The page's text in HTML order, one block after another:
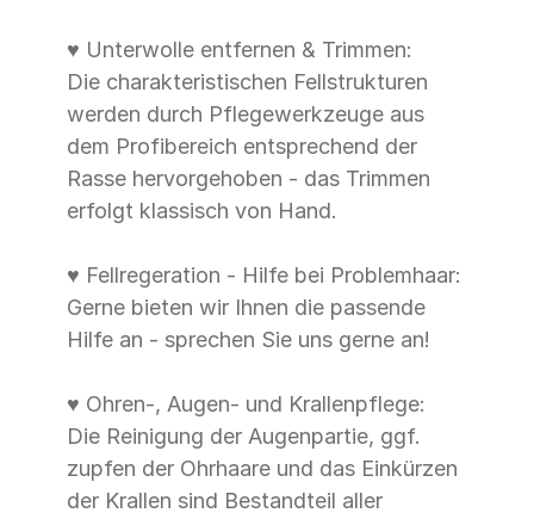
♥ Unterwolle entfernen & Trimmen:
Die charakteristischen Fellstrukturen
werden durch Pflegewerkzeuge aus
dem Profibereich entsprechend der
Rasse hervorgehoben - das Trimmen
erfolgt klassisch von Hand.
♥ Fellregeration - Hilfe bei Problemhaar:
Gerne bieten wir Ihnen die passende
Hilfe an - sprechen Sie uns gerne an!
♥ Ohren-, Augen- und Krallenpflege:
Die Reinigung der Augenpartie, ggf.
zupfen der Ohrhaare und das Einkürzen
der Krallen sind Bestandteil aller